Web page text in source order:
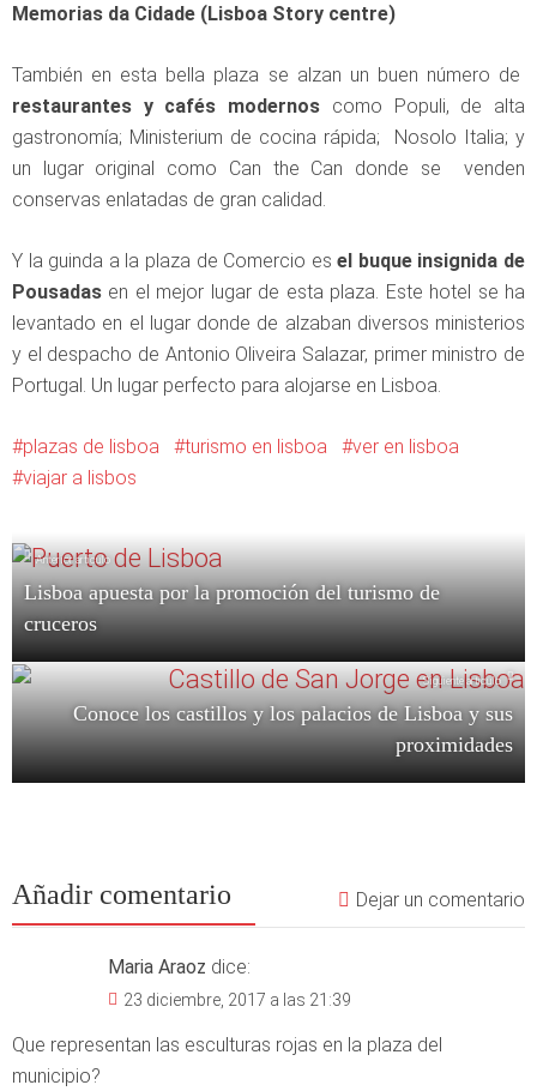
Memorias da Cidade (Lisboa Story centre)
También en esta bella plaza se alzan un buen número de
restaurantes y cafés modernos como Populi, de alta
gastronomía; Ministerium de cocina rápida; Nosolo Italia; y
un lugar original como Can the Can donde se venden
conservas enlatadas de gran calidad.
Y la guinda a la plaza de Comercio esel buque insignida de
Pousadas en el mejor lugar de esta plaza. Este hotel se ha
levantado en el lugar donde de alzaban diversos ministerios
y el despacho de Antonio Oliveira Salazar, primer ministro de
Portugal. Un lugar perfecto para alojarse en Lisboa.
plazas de lisboa turismo en lisboa
ver en lisboa
viajar a lisbos
Anterior artículo
Lisboa apuesta por la promoción del turismo de
cruceros
Siguiente artículo
Conoce los castillos y los palacios de Lisboa y sus
proximidades
Añadir comentario Dejar un comentario
Maria Araoz dice:
23 diciembre, 2017 a las 21:39
Que representan las esculturas rojas en la plaza del
municipio?